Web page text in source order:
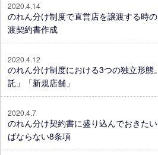
2020.4.14
のれん分け制度で直営店を譲渡する時
渡契約書作成
2020.4.12
のれん分け制度における3つの独立形
託」「新規店舗」
2020.4.7
のれん分け契約書に盛り込んでおきた
ばならない8条項